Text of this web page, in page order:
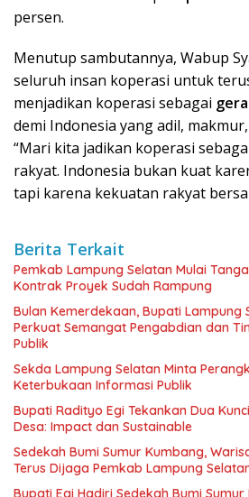
persen.
Menutup sambutannya, Wabup
seluruh insan koperasi untuk
menjadikan koperasi sebagai
demi Indonesia yang adil,
“Mari kita jadikan koperasi
rakyat. Indonesia bukan kuat
tapi karena kekuatan rakyat
Berita Terkait
Pemkab Lampung Selatan Mulai
Kontrak Proyek Sudah Rampung
Bulan Kemerdekaan, Bupati Lampung
Perkuat Semangat Pengabdian dan
Publik
Sekda Lampung Selatan Minta
Keterbukaan Informasi Publik
Bupati Radityo Egi Tekankan Dua
Desa: Impact dan Sustainable
Sedekah Bumi Sumur Kumbang,
Terus Dijaga Pemkab Lampung
Bupati Egi Hadiri Sedekah Bumi